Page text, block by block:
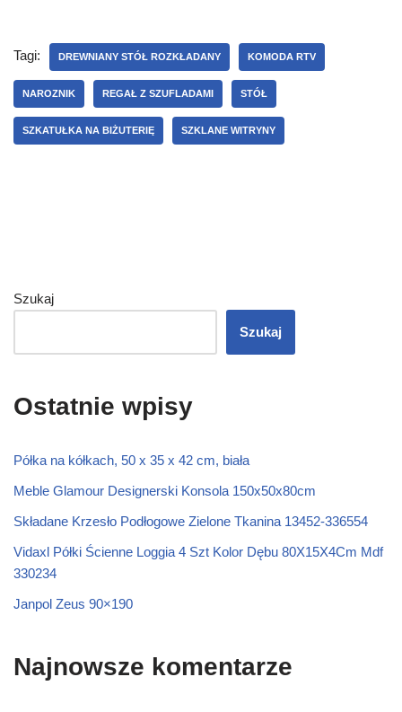
Tagi: DREWNIANY STÓŁ ROZKŁADANY KOMODA RTV
NAROZNIK REGAŁ Z SZUFLADAMI STÓŁ
SZKATUŁKA NA BIŻUTERIĘ SZKLANE WITRYNY
Szukaj
Szukaj
Ostatnie wpisy
Półka na kółkach, 50 x 35 x 42 cm, biała
Meble Glamour Designerski Konsola 150x50x80cm
Składane Krzesło Podłogowe Zielone Tkanina 13452-336554
Vidaxl Półki Ścienne Loggia 4 Szt Kolor Dębu 80X15X4Cm Mdf
330234
Janpol Zeus 90×190
Najnowsze komentarze